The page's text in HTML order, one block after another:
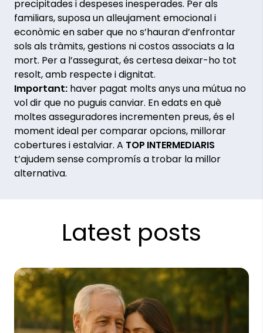
precipitades i despeses inesperades. Per als
familiars, suposa un alleujament emocional i
econòmic en saber que no s’hauran d’enfrontar
sols als tràmits, gestions ni costos associats a la
mort. Per a l’assegurat, és certesa deixar-ho tot
resolt, amb respecte i dignitat.
Important: haver pagat molts anys una mútua no
vol dir que no puguis canviar. En edats en què
moltes asseguradores incrementen preus, és el
moment ideal per comparar opcions, millorar
cobertures i estalviar. A TOP INTERMEDIARIS
t’ajudem sense compromís a trobar la millor
alternativa.
Latest posts